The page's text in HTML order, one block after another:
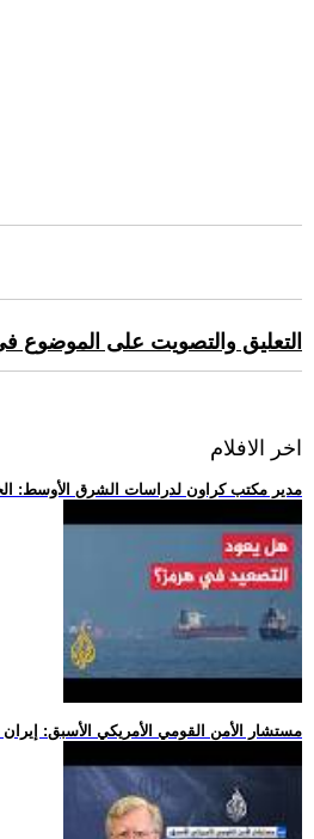
التعليق والتصويت على الموضوع
اخر الافلام
.. مدير مكتب كراون لدراسات الشرق الأوسط:
.. مستشار الأمن القومي الأمريكي الأسبق: